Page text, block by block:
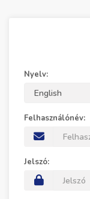
Nyelv:
Felhasználónév:
Jelszó: